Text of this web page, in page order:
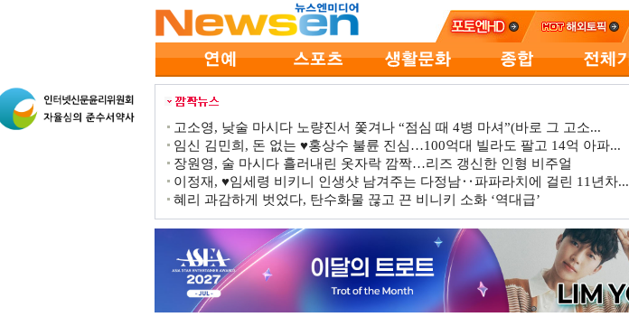
고소영, 낮술 마시다 노량진서 쫓겨나 “점심 때 4병 마셔”(바로 그 고소...
임신 김민희, 돈 없는 ♥홍상수 불륜 진심…100억대 빌라도 팔고 14억 아파...
장원영, 술 마시다 흘러내린 옷자락 깜짝…리즈 갱신한 인형 비주얼
이정재, ♥임세령 비키니 인생샷 남겨주는 다정남‥파파라치에 걸린 11년차...
혜리 과감하게 벗었다, 탄수화물 끊고 끈 비니키 소화 ‘역대급’